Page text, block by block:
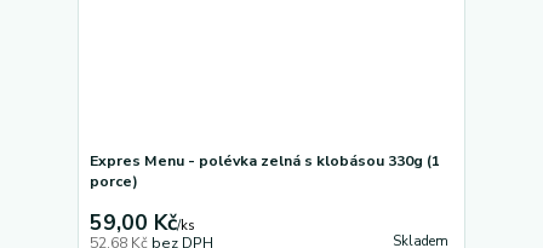
Expres Menu - polévka zelná s klobásou 330g (1
porce)
59,00 Kč/ks
52,68 Kč bez DPH Skladem